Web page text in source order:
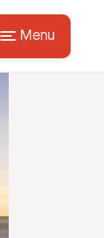
Menu